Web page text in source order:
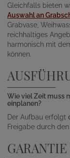
Gleichfalls bieten
Auswahl an
Grabvase,
reichhaltiges
harmonisch mit
können.
Wie viel Zeit muss
einplanen?
Der Aufbau erfolgt
Freigabe durch